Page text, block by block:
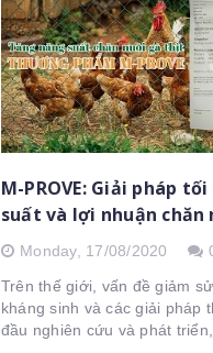
M-PROVE: Giải pháp
suất và lợi nhuận chăn
cầmMonday, 17/08/2020
Trên thế giới, vấn đề giảm
kháng sinh và các giải pháp
đầu nghiên cứu và phát